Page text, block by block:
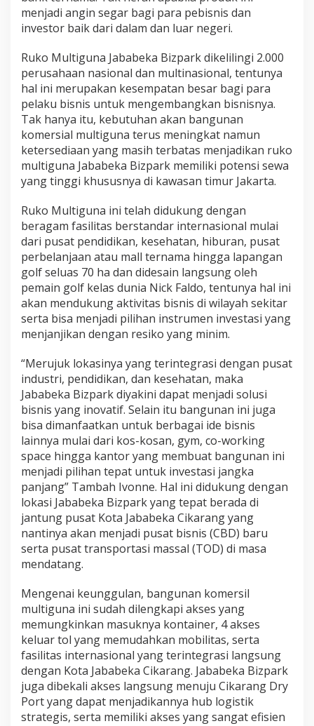
menjadi angin segar bagi para pebisnis dan
investor baik dari dalam dan luar negeri.
Ruko Multiguna Jababeka Bizpark dikelilingi 2.000
perusahaan nasional dan multinasional, tentunya
hal ini merupakan kesempatan besar bagi para
pelaku bisnis untuk mengembangkan bisnisnya.
Tak hanya itu, kebutuhan akan bangunan
komersial multiguna terus meningkat namun
ketersediaan yang masih terbatas menjadikan ruko
multiguna Jababeka Bizpark memiliki potensi sewa
yang tinggi khususnya di kawasan timur Jakarta.
Ruko Multiguna ini telah didukung dengan
beragam fasilitas berstandar internasional mulai
dari pusat pendidikan, kesehatan, hiburan, pusat
perbelanjaan atau mall ternama hingga lapangan
golf seluas 70 ha dan didesain langsung oleh
pemain golf kelas dunia Nick Faldo, tentunya hal ini
akan mendukung aktivitas bisnis di wilayah sekitar
serta bisa menjadi pilihan instrumen investasi yang
menjanjikan dengan resiko yang minim.
“Merujuk lokasinya yang terintegrasi dengan pusat
industri, pendidikan, dan kesehatan, maka
Jababeka Bizpark diyakini dapat menjadi solusi
bisnis yang inovatif. Selain itu bangunan ini juga
bisa dimanfaatkan untuk berbagai ide bisnis
lainnya mulai dari kos-kosan, gym, co-working
space hingga kantor yang membuat bangunan ini
menjadi pilihan tepat untuk investasi jangka
panjang” Tambah Ivonne. Hal ini didukung dengan
lokasi Jababeka Bizpark yang tepat berada di
jantung pusat Kota Jababeka Cikarang yang
nantinya akan menjadi pusat bisnis (CBD) baru
serta pusat transportasi massal (TOD) di masa
mendatang.
Mengenai keunggulan, bangunan komersil
multiguna ini sudah dilengkapi akses yang
memungkinkan masuknya kontainer, 4 akses
keluar tol yang memudahkan mobilitas, serta
fasilitas internasional yang terintegrasi langsung
dengan Kota Jababeka Cikarang. Jababeka Bizpark
juga dibekali akses langsung menuju Cikarang Dry
Port yang dapat menjadikannya hub logistik
strategis, serta memiliki akses yang sangat efisien